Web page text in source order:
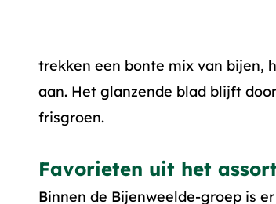
trekken een bonte mix van bijen,
aan. Het glanzende blad blijft
frisgroen.
Favorieten uit het
Binnen de Bijenweelde-groep is